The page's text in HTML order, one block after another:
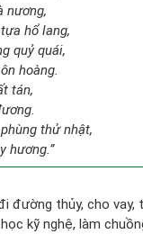
nương,
hổ lang,
quỷ quái,
hoàng.
tán,
thử nhật,
hương.”
đường thủy, cho vay,
kỹ nghệ, làm